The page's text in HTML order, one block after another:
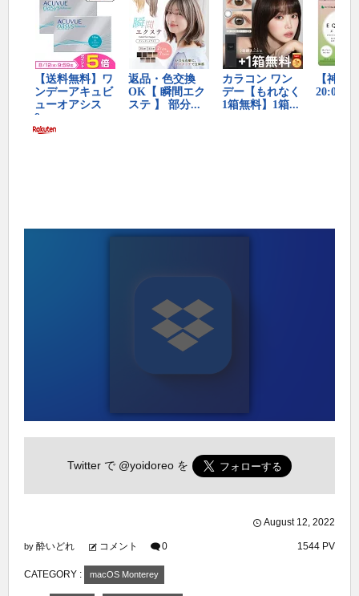
Twitter で @yoidoreo を
August 12, 2022
by 酔いどれ コメント 0 1544 PV
CATEGORY : macOS Monterey